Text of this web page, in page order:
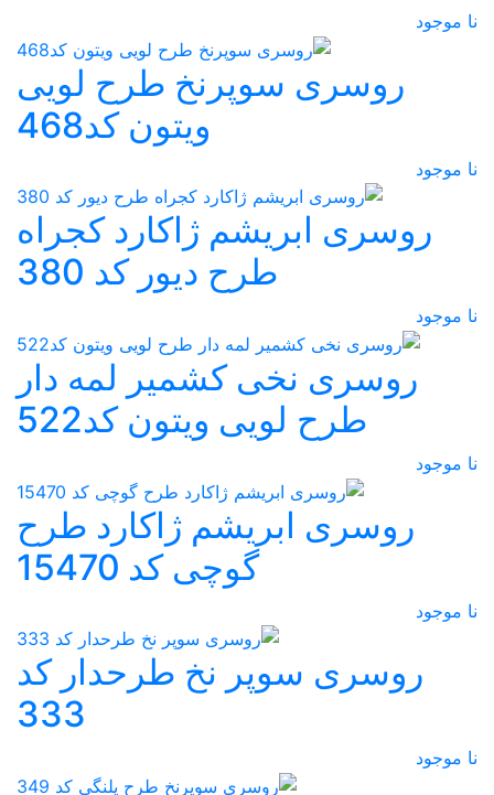
نا موجود
روسری سوپرنخ طرح لویی
ویتون کد468
نا موجود
روسری ابریشم ژاکارد کجراه
طرح دیور کد 380
نا موجود
روسری نخی کشمیر لمه دار
طرح لویی ویتون کد522
نا موجود
روسری ابریشم ژاکارد طرح
گوچی کد 15470
نا موجود
روسری سوپر نخ طرحدار کد
333
نا موجود